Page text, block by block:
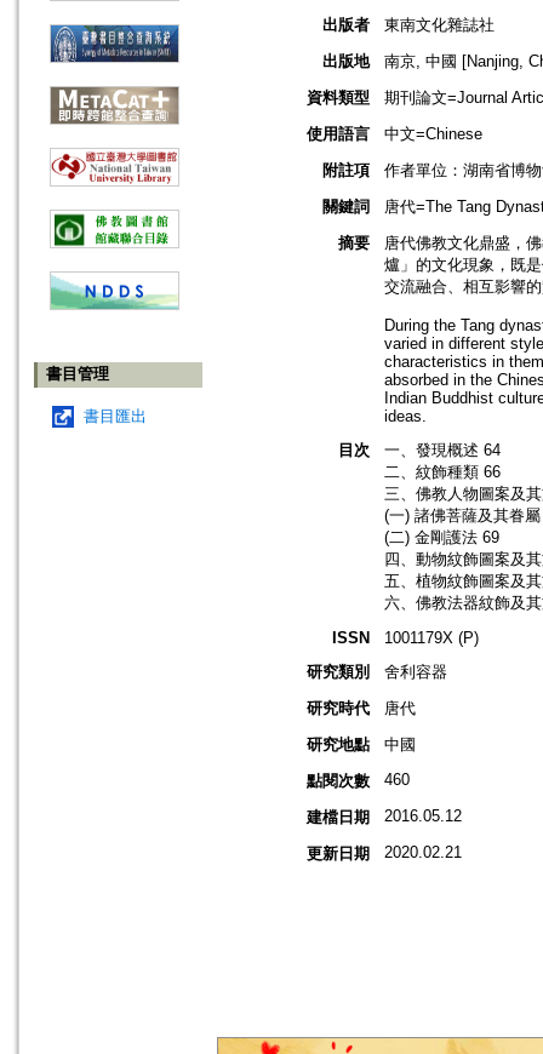
書目管理
書目匯出
出版者
東南文化雜誌社
出版地
南京, 中國 [Nanjing,
資料類型
期刊論文=Journal
使用語言
中文=Chinese
附註項
作者單位：湖南省博
關鍵詞
唐代=The Tang
摘要
唐代佛教文化鼎盛，
爐」的文化現象，既
交流融合、相互影響
During the Tang
varied in different
characteristics in
absorbed in the
Indian Buddhist
ideas.
目次
一、發現概述 64
二、紋飾種類 66
三、佛教人物圖案及
(一) 諸佛菩薩及其眷
(二) 金剛護法 69
四、動物紋飾圖案及
五、植物紋飾圖案及
六、佛教法器紋飾及
ISSN
1001179X (P)
研究類別
舍利容器
研究時代
唐代
研究地點
中國
點閱次數
460
建檔日期 2016.05.12
更新日期 2020.02.21